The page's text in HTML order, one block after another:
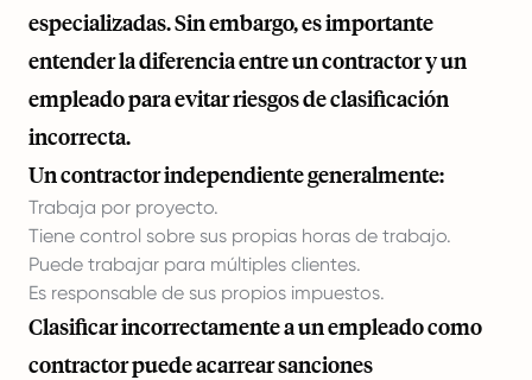
especializadas. Sin embargo, es importante
entender la diferencia entre un contractor y un
empleado para evitar riesgos de clasificación
incorrecta.
Un contractor independiente generalmente:
Trabaja por proyecto.
Tiene control sobre sus propias horas de trabajo.
Puede trabajar para múltiples clientes.
Es responsable de sus propios impuestos.
Clasificar incorrectamente a un empleado como
contractor puede acarrear sanciones